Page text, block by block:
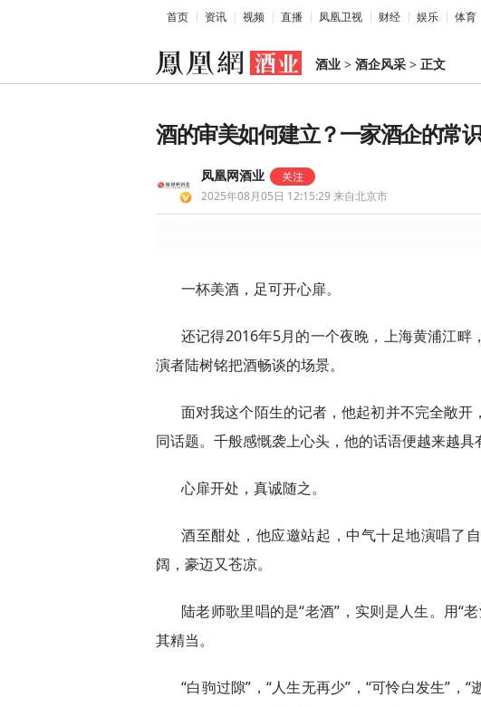
首页 资讯 视频 直播 凤凰卫视 财经 娱乐 体育
酒业 > 酒企风采 > 正文
酒的审美如何建立？一家酒企的常
凤凰网酒业
2025年08月05日 12:15:29 来自北京市
一杯美酒，足可开心扉。
还记得2016年5月的一个夜晚，上海黄浦江
演者陆树铭把酒畅谈的场景。
面对我这个陌生的记者，他起初并不完全敞
同话题。千般感慨袭上心头，他的话语便越来越具
心扉开处，真诚随之。
酒至酣处，他应邀站起，中气十足地演唱了
阔，豪迈又苍凉。
陆老师歌里唱的是“老酒”，实则是人生。用“
其精当。
“白驹过隙”，“人生无再少”，“可怜白发生”